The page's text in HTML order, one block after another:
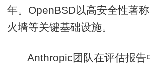
年。OpenBSD以高安全性著
火墙等关键基础设施。
Anthropic团队在评估报告